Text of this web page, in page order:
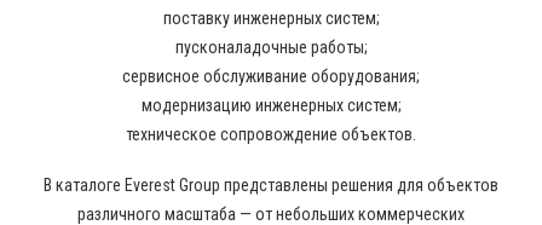
поставку инженерных систем;
пусконаладочные работы;
сервисное обслуживание оборудования;
модернизацию инженерных систем;
техническое сопровождение объектов.
В каталоге Everest Group представлены решения для объектов
различного масштаба — от небольших коммерческих